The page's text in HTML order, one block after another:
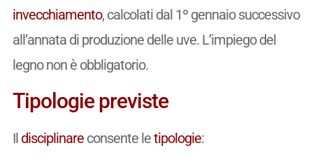
invecchiamento, calcolati dal 1º gennaio successivo
all’annata di produzione delle uve. L’impiego del
legno non è obbligatorio.
Tipologie previste
Il disciplinareconsente letipologie: